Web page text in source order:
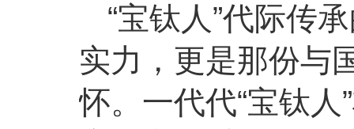
“宝钛人”代际传
实力，更是那份与
怀。一代代“宝钛